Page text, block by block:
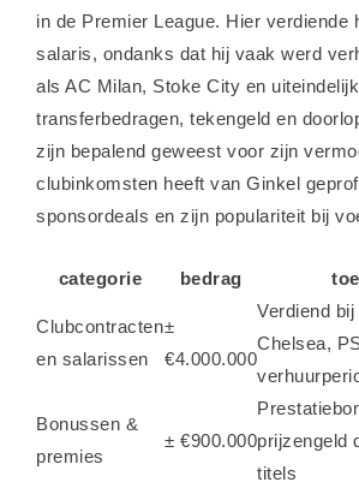
in de Premier League. Hier verdiende
salaris, ondanks dat hij vaak werd
als AC Milan, Stoke City en
transferbedragen, tekengeld en
zijn bepalend geweest voor zijn
clubinkomsten heeft van Ginkel
sponsordeals en zijn populariteit bij
categorie bedrag
Clubcontracten
en salarissen
±
€4.000.000
Verdiend
Chelsea,
Bonussen &
premies
± €900.000prijzengeld
titels